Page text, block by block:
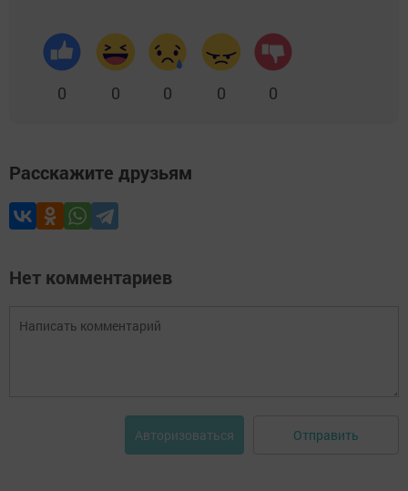
0 0 0 0 0
Расскажите друзьям
Нет комментариев
Авторизоваться Отправить